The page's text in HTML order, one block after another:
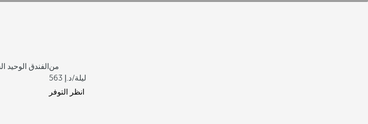
الفندق الوحيد من
563
/ليلة
انظر التوفر